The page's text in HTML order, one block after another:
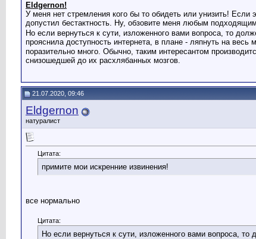
Eldgernon!
У меня нет стремления кого бы то обидеть или унизить!
допустил бестактность. Ну, обзовите меня любым
Но если вернуться к сути, изложенного вами вопроса, то
прояснила доступность интернета, в плане - ляпнуть на
поразительно много. Обычно, таким интересантом
снизошедшей до их расхлябанных мозгов.
21.07.2020, 09:46
Eldgernon
натуралист
Цитата:
примите мои искренние извинения!
все нормально
Цитата:
Но если вернуться к сути, изложенного вами вопроса, то